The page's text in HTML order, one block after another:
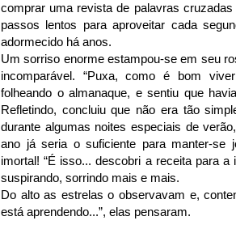
comprar uma revista de palavras
passos lentos para aproveitar cada
adormecido há anos.
Um sorriso enorme estampou-se em seu
incomparável. “Puxa, como é bom
folheando o almanaque, e sentiu que
Refletindo, concluiu que não era tão
durante algumas noites especiais de
ano já seria o suficiente para manter-se
imortal! “É isso... descobri a receita para a
suspirando, sorrindo mais e mais.
Do alto as estrelas o observavam e,
está aprendendo...”, elas pensaram.